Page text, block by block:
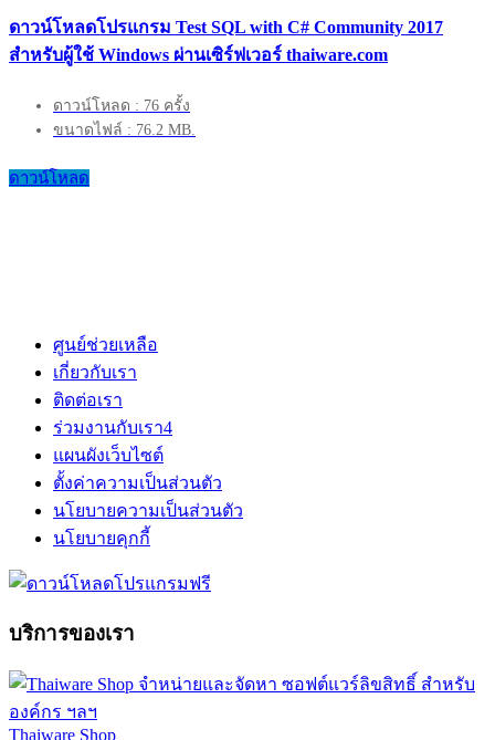
ดาวน์โหลดโปรแกรม Test SQL with C# Community 2017
สำหรับผู้ใช้ Windows ผ่านเซิร์ฟเวอร์ thaiware.com
ดาวน์โหลด : 76 ครั้ง
ขนาดไฟล์ : 76.2 MB.
ดาวน์โหลด
ศูนย์ช่วยเหลือ
เกี่ยวกับเรา
ติดต่อเรา
ร่วมงานกับเรา4
แผนผังเว็บไซต์
ตั้งค่าความเป็นส่วนตัว
นโยบายความเป็นส่วนตัว
นโยบายคุกกี้
บริการของเรา
Thaiware Shop